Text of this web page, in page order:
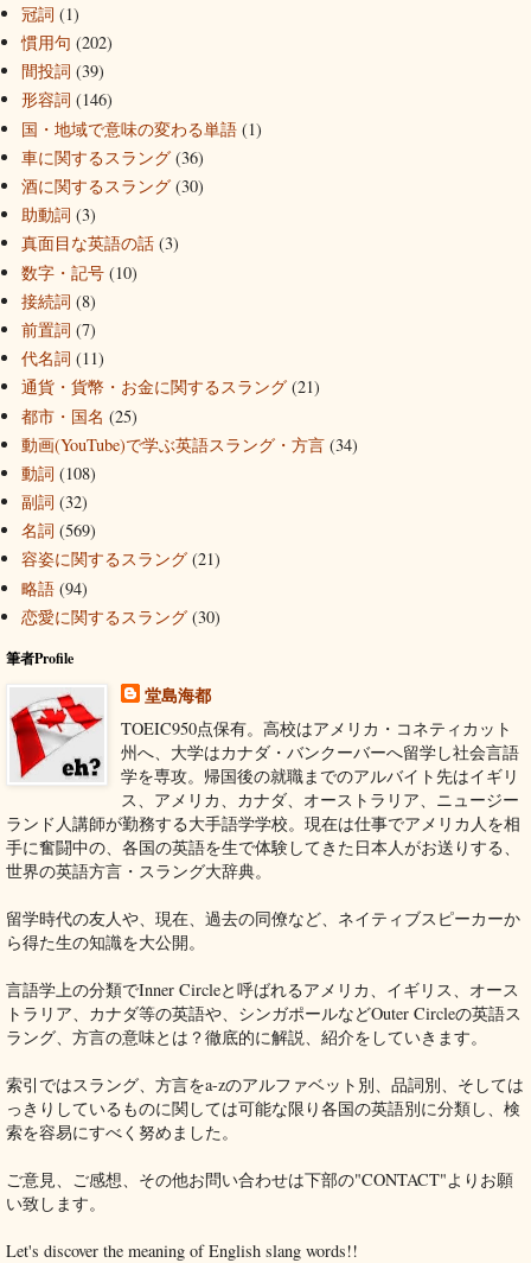
冠詞 (1)
慣用句 (202)
間投詞 (39)
形容詞 (146)
国・地域で意味の変わる単語 (1)
車に関するスラング (36)
酒に関するスラング (30)
助動詞 (3)
真面目な英語の話 (3)
数字・記号 (10)
接続詞 (8)
前置詞 (7)
代名詞 (11)
通貨・貨幣・お金に関するスラング (21)
都市・国名 (25)
動画(YouTube)で学ぶ英語スラング・方言 (34)
動詞 (108)
副詞 (32)
名詞 (569)
容姿に関するスラング (21)
略語 (94)
恋愛に関するスラング (30)
筆者Profile
堂島海都
TOEIC950点保有。高校はアメリカ・コネティカット
州へ、大学はカナダ・バンクーバーへ留学し社会言語
学を専攻。帰国後の就職までのアルバイト先はイギリ
ス、アメリカ、カナダ、オーストラリア、ニュージー
ランド人講師が勤務する大手語学学校。現在は仕事でアメリカ人を相
手に奮闘中の、各国の英語を生で体験してきた日本人がお送りする、
世界の英語方言・スラング大辞典。
留学時代の友人や、現在、過去の同僚など、ネイティブスピーカーか
ら得た生の知識を大公開。
言語学上の分類でInner Circleと呼ばれるアメリカ、イギリス、オース
トラリア、カナダ等の英語や、シンガポールなどOuter Circleの英語ス
ラング、方言の意味とは？徹底的に解説、紹介をしていきます。
索引ではスラング、方言をa-zのアルファベット別、品詞別、そしては
っきりしているものに関しては可能な限り各国の英語別に分類し、検
索を容易にすべく努めました。
ご意見、ご感想、その他お問い合わせは下部の"CONTACT"よりお願
い致します。
Let's discover the meaning of English slang words!!